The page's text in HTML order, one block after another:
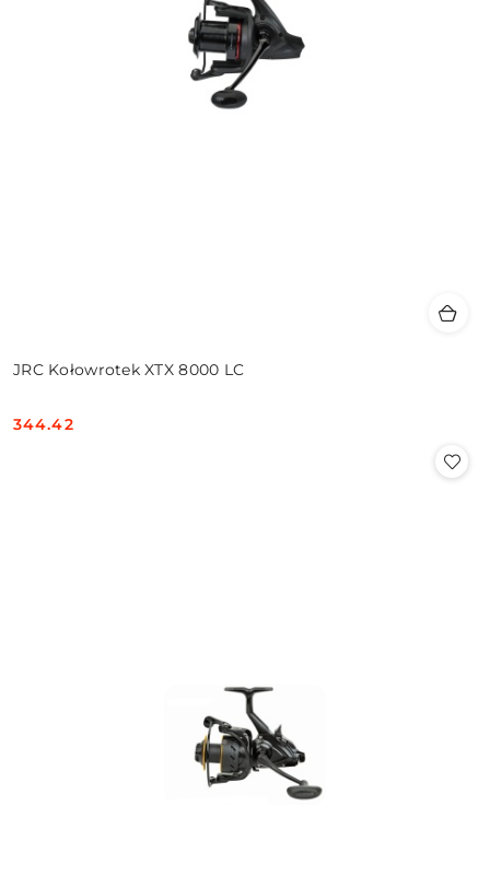
JRC Kołowrotek XTX 8000 LC
Cena:
344.42